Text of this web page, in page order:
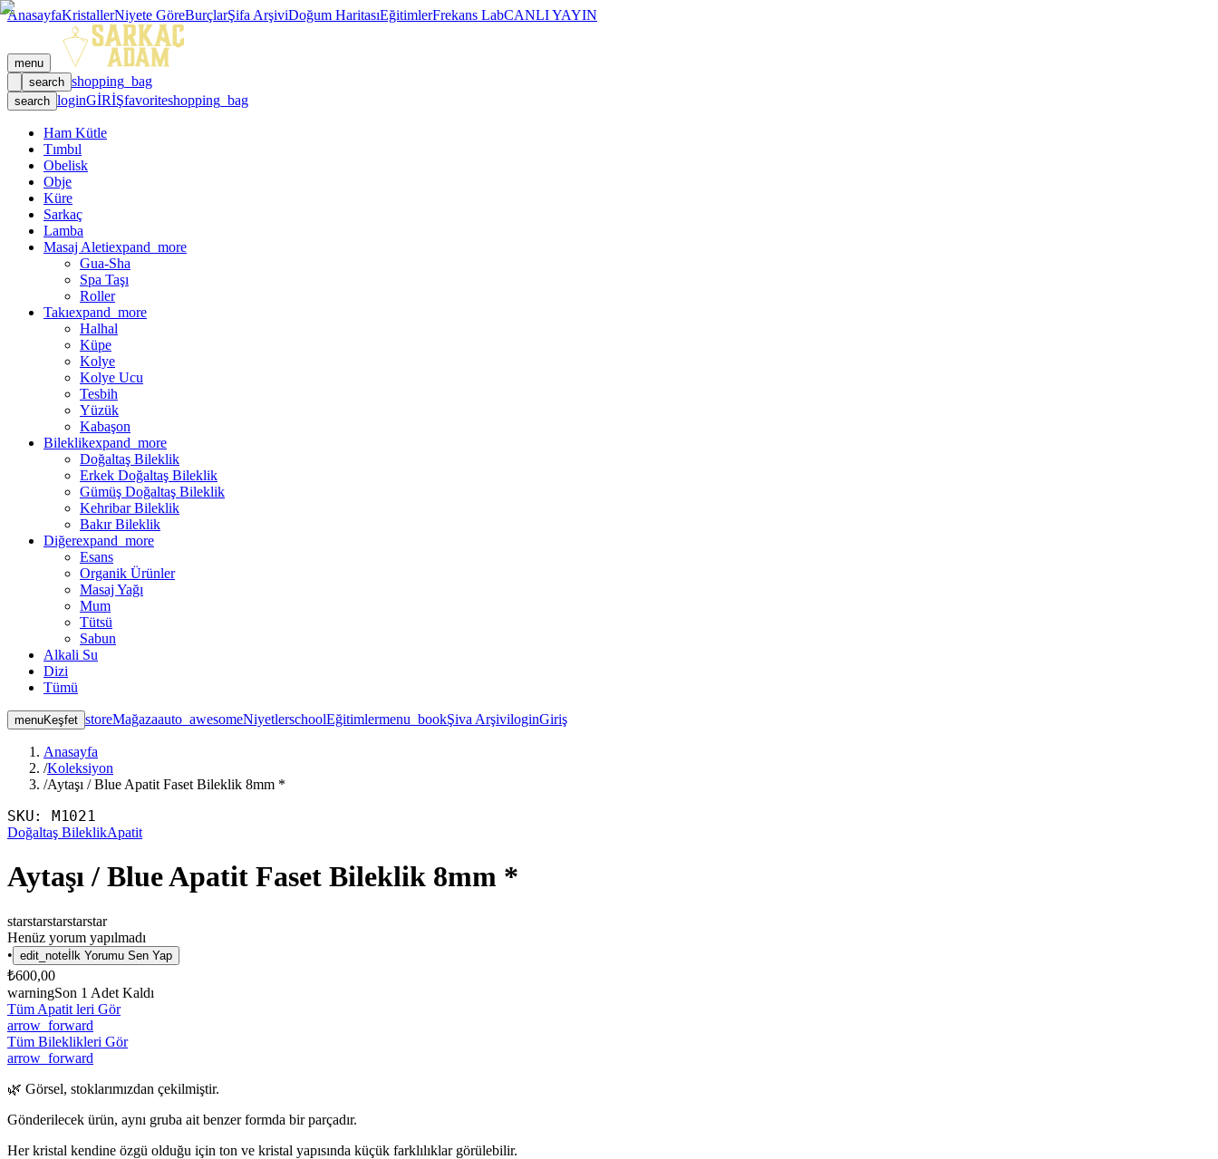
AnasayfaKristallerNiyete GöreBurçlarŞifa ArşiviDoğum HaritasıEğitimlerFrekans LabCANLI YAYIN
menu
search shopping_bag
search loginGİRİŞfavoriteshopping_bag
Ham Kütle
Tımbıl
Obelisk
Obje
Küre
Sarkaç
Lamba
Masaj Aletiexpand_more
Gua-Sha
Spa Taşı
Roller
Takıexpand_more
Halhal
Küpe
Kolye
Kolye Ucu
Tesbih
Yüzük
Kabaşon
Bileklikexpand_more
Doğaltaş Bileklik
Erkek Doğaltaş Bileklik
Gümüş Doğaltaş Bileklik
Kehribar Bileklik
Bakır Bileklik
Diğerexpand_more
Esans
Organik Ürünler
Masaj Yağı
Mum
Tütsü
Sabun
Alkali Su
Dizi
Tümü
menuKeşfet storeMağazaauto_awesomeNiyetlerschoolEğitimlermenu_bookŞiva ArşiviloginGiriş
Anasayfa
/Koleksiyon
/Aytaşı / Blue Apatit Faset Bileklik 8mm *
SKU: M1021
Doğaltaş BileklikApatit
Aytaşı / Blue Apatit Faset Bileklik 8mm *
starstarstarstarstar
Henüz yorum yapılmadı
• edit_note İlk Yorumu Sen Yap
₺600,00
warningSon 1 Adet Kaldı
Tüm Apatit leri Gör
arrow_forward
Tüm Bileklikleri Gör
arrow_forward
🌿 Görsel, stoklarımızdan çekilmiştir.
Gönderilecek ürün, aynı gruba ait benzer formda bir parçadır.
Her kristal kendine özgü olduğu için ton ve kristal yapısında küçük farklılıklar görülebilir.